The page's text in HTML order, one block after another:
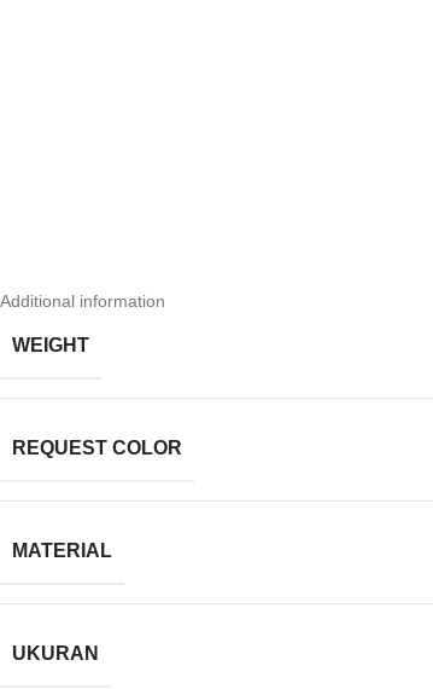
Additional information
WEIGHT
REQUEST COLOR
MATERIAL
UKURAN